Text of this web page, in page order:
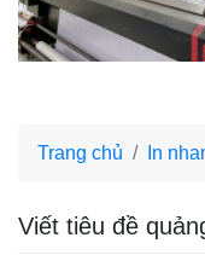
Trang chủ In
Viết tiêu đề